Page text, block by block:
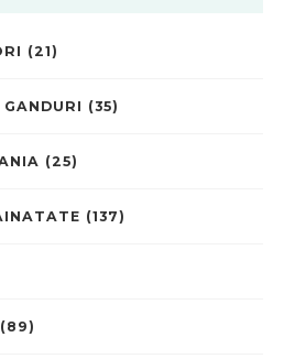
(21)
(35)
(25)
(137)
(89)